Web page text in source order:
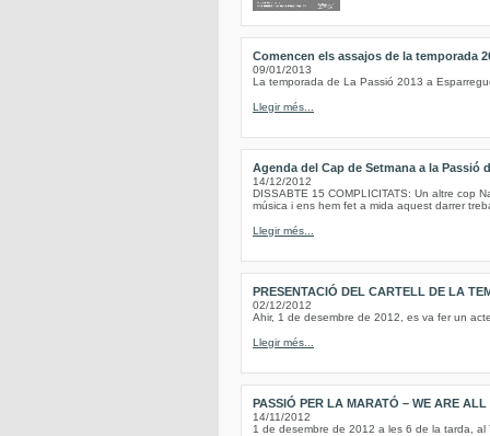
Comencen els assajos de la temporada
09/01/2013
La temporada de La Passió 2013 a
Llegir més...
Agenda del Cap de Setmana a la Passió
14/12/2012
DISSABTE 15 COMPLICITATS: Un altre cop
música i ens hem fet a mida aquest darrer
Llegir més...
PRESENTACIÓ DEL CARTELL DE LA
02/12/2012
Ahir, 1 de desembre de 2012, es va fer un
Llegir més...
PASSIÓ PER LA MARATÓ – WE ARE
14/11/2012
1 de desembre de 2012 a les 6 de la tarda, al